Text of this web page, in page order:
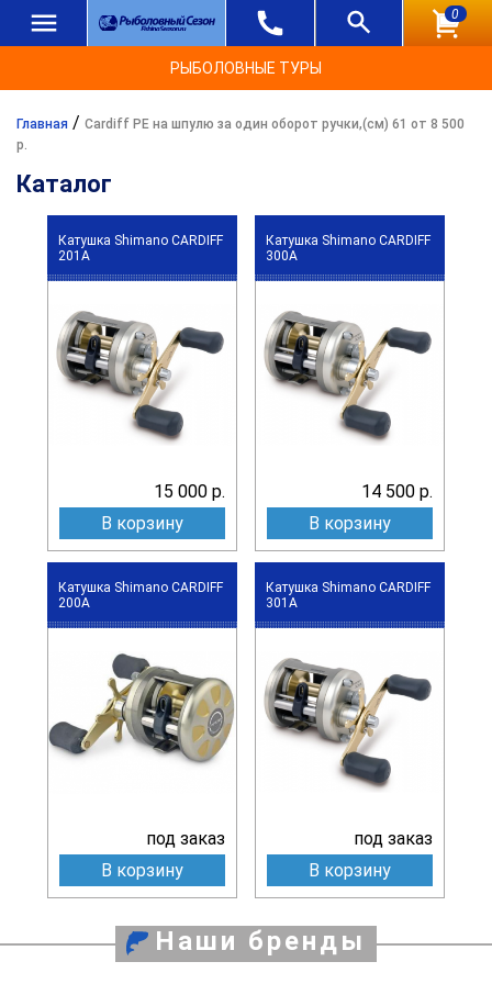
0
РЫБОЛОВНЫЕ ТУРЫ
Главная / Cardiff PE на шпулю за один оборот ручки,(см) 61 от 8 500
р.
Каталог
Катушка Shimano CARDIFF
201A
15 000 р.
В корзину
Катушка Shimano CARDIFF
300A
14 500 р.
В корзину
Катушка Shimano CARDIFF
200A
под заказ
В корзину
Катушка Shimano CARDIFF
301A
под заказ
В корзину
Наши бренды